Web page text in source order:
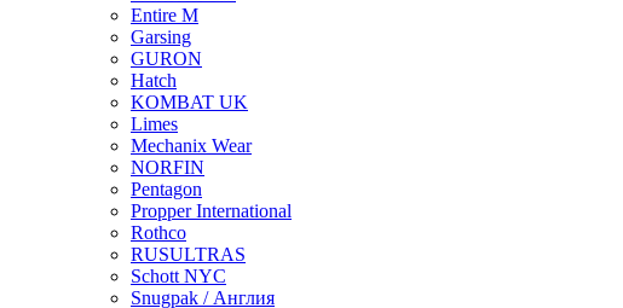
Entire M
Garsing
GURON
Hatch
KOMBAT UK
Limes
Mechanix Wear
NORFIN
Pentagon
Propper International
Rothco
RUSULTRAS
Schott NYC
Snugpak / Англия